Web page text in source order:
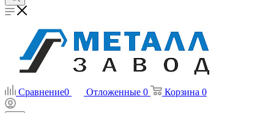
Сравнение0 Отложенные 0 Корзина 0